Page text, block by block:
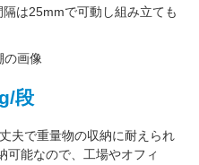
隔は25mmで可動し組み立ても
段
夫で重量物の収納に耐えられ
可能なので、工場やオフィ